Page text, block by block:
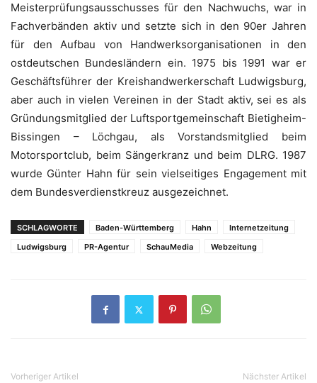
Meisterprüfungsausschusses für den Nachwuchs, war in
Fachverbänden aktiv und setzte sich in den 90er Jahren
für den Aufbau von Handwerksorganisationen in den
ostdeutschen Bundesländern ein. 1975 bis 1991 war er
Geschäftsführer der Kreishandwerkerschaft Ludwigsburg,
aber auch in vielen Vereinen in der Stadt aktiv, sei es als
Gründungsmitglied der Luftsportgemeinschaft Bietigheim-
Bissingen – Löchgau, als Vorstandsmitglied beim
Motorsportclub, beim Sängerkranz und beim DLRG. 1987
wurde Günter Hahn für sein vielseitiges Engagement mit
dem Bundesverdienstkreuz ausgezeichnet.
SCHLAGWORTE Baden-Württemberg Hahn
Internetzeitung
Ludwigsburg
PR-Agentur SchauMedia Webzeitung
Vorheriger Artikel Nächster Artikel